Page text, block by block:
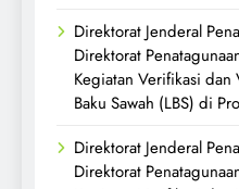
Direktorat Jenderal
Direktorat
Kegiatan Verifikasi dan
Baku Sawah (LBS) di
Direktorat Jenderal
Direktorat